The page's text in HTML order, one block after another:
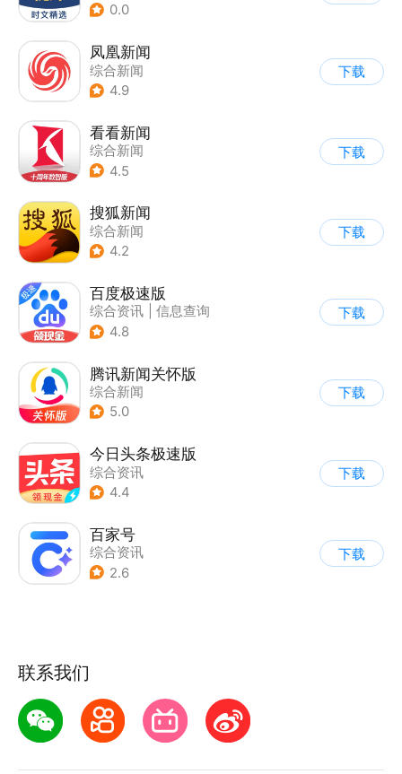
0.0
凤凰新闻
综合新闻
4.9
下载
看看新闻
综合新闻
4.5
下载
搜狐新闻
综合新闻
4.2
下载
百度极速版
综合资讯
信息查询
4.8
下载
腾讯新闻关怀版
综合新闻
5.0
下载
今日头条极速版
综合资讯
4.4
下载
百家号
综合资讯
2.6
下载
联系我们